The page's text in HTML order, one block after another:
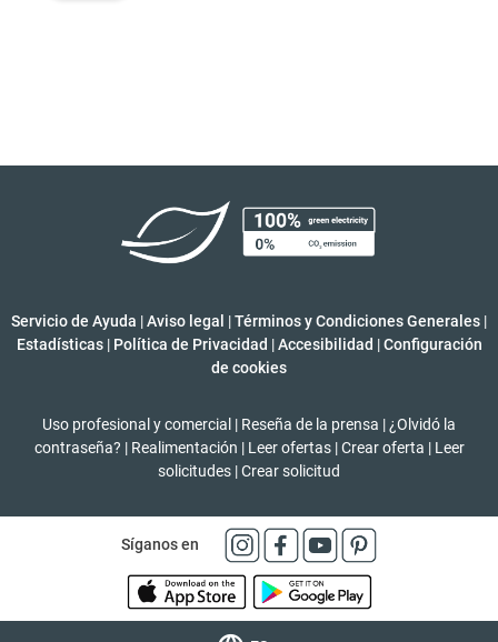
Servicio de Ayuda |Aviso legal |Términos y Condiciones Generales |
Estadísticas | Política de Privacidad | Accesibilidad | Configuración
de cookies
Uso profesional y comercial | Reseña de la prensa | ¿Olvidó la
contraseña? | Realimentación | Leer ofertas | Crear oferta | Leer
solicitudes |Crear solicitud
Síganos en